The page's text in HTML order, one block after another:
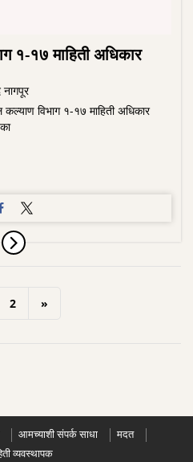
१-१७ माहिती अधिकार
नागपूर
कल्याण विभाग १-१७ माहिती अधिकार
2 »
आमच्याशी संपर्क साधा
मदत
व्यवस्थापक